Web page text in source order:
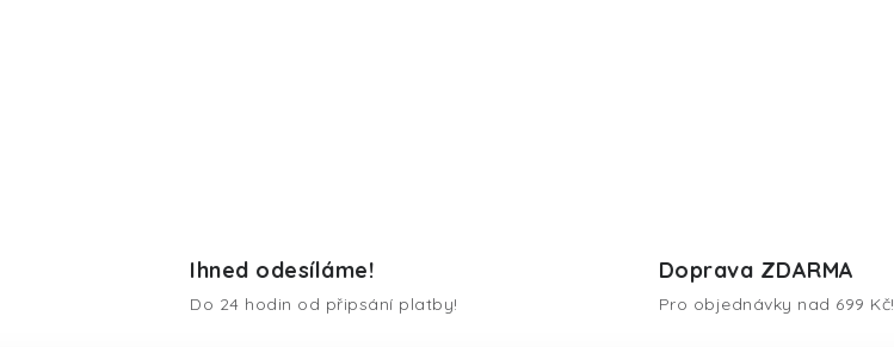
Ihned odesíláme!
Do 24 hodin od připsání platby!
Doprava ZDARMA
Pro objednávky nad 699 Kč!